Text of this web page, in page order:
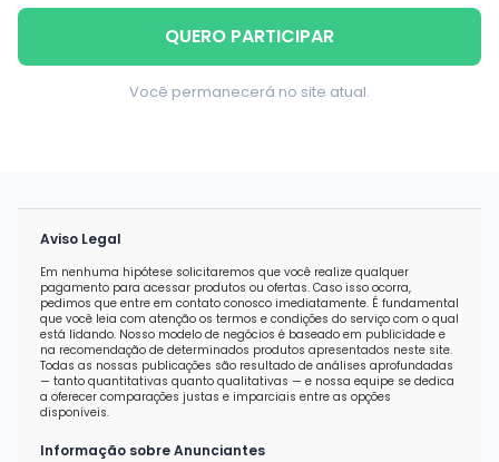
QUERO PARTICIPAR
Você permanecerá no site atual.
Aviso Legal
Em nenhuma hipótese solicitaremos que você realize qualquer
pagamento para acessar produtos ou ofertas. Caso isso ocorra,
pedimos que entre em contato conosco imediatamente. É fundamental
que você leia com atenção os termos e condições do serviço com o qual
está lidando. Nosso modelo de negócios é baseado em publicidade e
na recomendação de determinados produtos apresentados neste site.
Todas as nossas publicações são resultado de análises aprofundadas
— tanto quantitativas quanto qualitativas — e nossa equipe se dedica
a oferecer comparações justas e imparciais entre as opções
disponíveis.
Informação sobre Anunciantes